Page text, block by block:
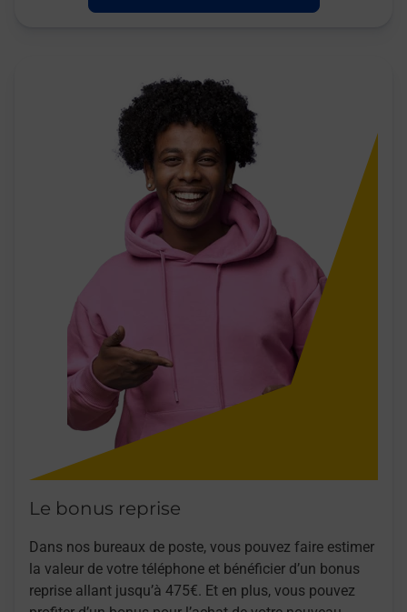
Le bonus reprise
Dans nos bureaux de poste, vous pouvez faire estimer
la valeur de votre téléphone et bénéficier d’un bonus
reprise allant jusqu’à 475€. Et en plus, vous pouvez